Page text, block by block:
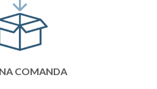
COMANDA